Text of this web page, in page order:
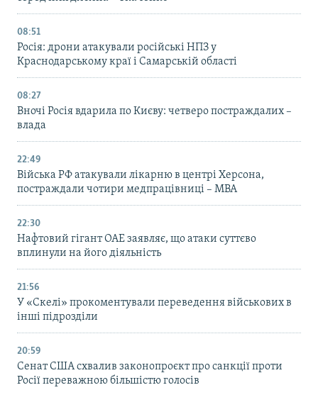
08:51
Росія: дрони атакували російські НПЗ у
Краснодарському краї і Самарській області
08:27
Вночі Росія вдарила по Києву: четверо постраждалих –
влада
22:49
Війська РФ атакували лікарню в центрі Херсона,
постраждали чотири медпрацівниці – МВА
22:30
Нафтовий гігант ОАЕ заявляє, що атаки суттєво
вплинули на його діяльність
21:56
У «Скелі» прокоментували переведення військових в
інші підрозділи
20:59
Cенат США схвалив законопроєкт про санкції проти
Росії переважною більшістю голосів